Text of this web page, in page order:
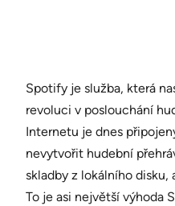
Spotify je služba, která
revoluci v poslouchání
Internetu je dnes
nevytvořit hudební
skladby z lokálního disku,
To je asi největší výhoda